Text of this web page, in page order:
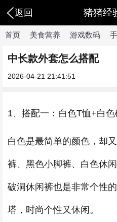
返回 猪猪经
首页 美食营养 游戏数码
中长款外套怎么搭配
2026-04-21 21:41:51
1、搭配一：白色T恤+白
白色是最简单的颜色，却
裤、黑色小脚裤、白色休
破洞休闲裤也是非常个性
塔，时尚个性又休闲。